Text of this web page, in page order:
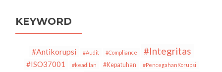
KEYWORD
#Antikorupsi #Audit #Compliance #Integritas
#ISO37001 #keadilan #Kepatuhan
#PencegahanKorupsi